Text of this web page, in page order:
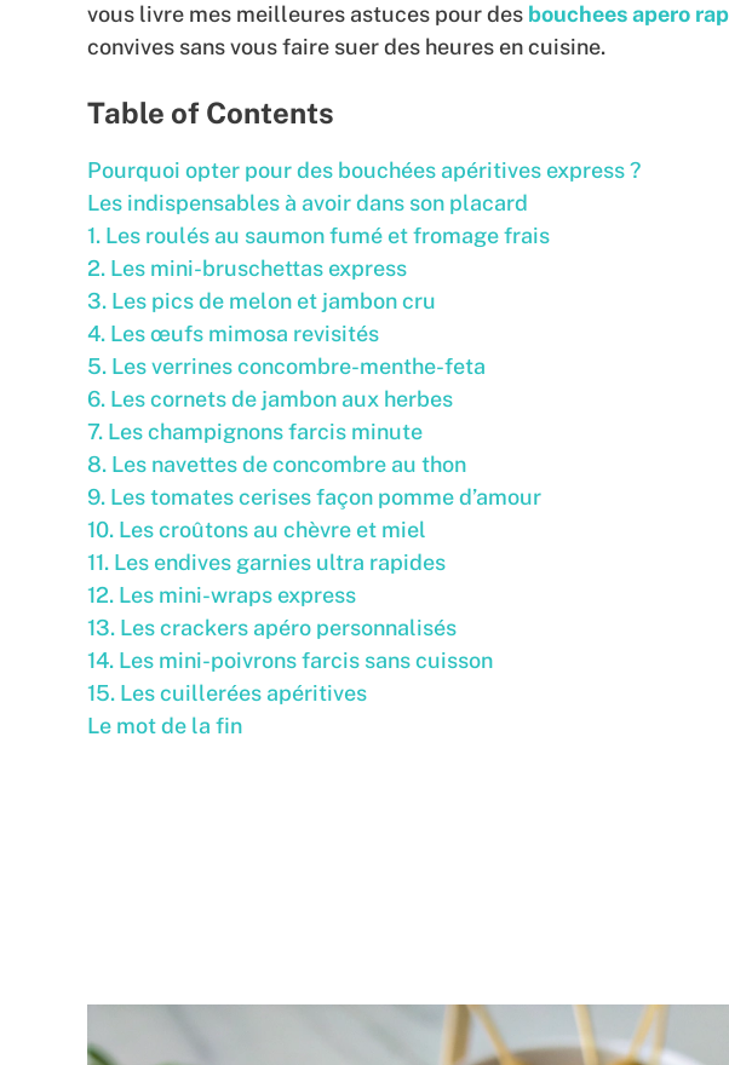
vous livre mes meilleures astuces pour des bouchees apero
convives sans vous faire suer des heures en cuisine.
Table of Contents
Pourquoi opter pour des bouchées apéritives express ?
Les indispensables à avoir dans son placard
1. Les roulés au saumon fumé et fromage frais
2. Les mini-bruschettas express
3. Les pics de melon et jambon cru
4. Les œufs mimosa revisités
5. Les verrines concombre-menthe-feta
6. Les cornets de jambon aux herbes
7. Les champignons farcis minute
8. Les navettes de concombre au thon
9. Les tomates cerises façon pomme d’amour
10. Les croûtons au chèvre et miel
11. Les endives garnies ultra rapides
12. Les mini-wraps express
13. Les crackers apéro personnalisés
14. Les mini-poivrons farcis sans cuisson
15. Les cuillerées apéritives
Le mot de la fin